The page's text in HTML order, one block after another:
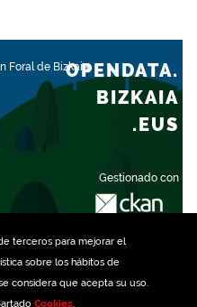
terceros para mejorar el
sobre los hábitos de
considera que acepta su uso.
Cookies.
Foral de Bizkaia
Gestionado con
OPENDATA.
BIZKAIA
.EUS